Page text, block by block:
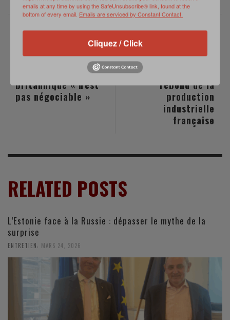
La logistique en
rebond de la
production
industrielle
française
Le remplacement
britannique « n'est
pas négociable »
RELATED POSTS
L’Estonie face à la Russie : dépasser le mythe de la
surprise
ENTRETIEN MARS 24, 2026
emails at any time by using the SafeUnsubscribe® link, found at the
bottom of every email. Emails are serviced by Constant Contact.
Cliquez / Click